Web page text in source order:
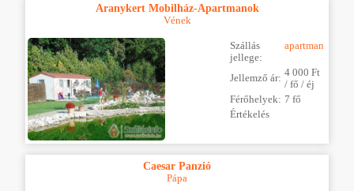
Aranykert Mobilház-Apartmanok
Vének
Szállás
jellege:
apartman
Jellemző ár: 4 000 Ft
/ fő / éj
Férőhelyek: 7 fő
Értékelés
Caesar Panzió
Pápa